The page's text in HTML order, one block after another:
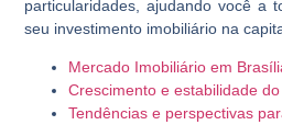
particularidades, ajudando você a
seu investimento imobiliário na
Mercado Imobiliário em
Crescimento e estabilidade
Tendências e perspectivas